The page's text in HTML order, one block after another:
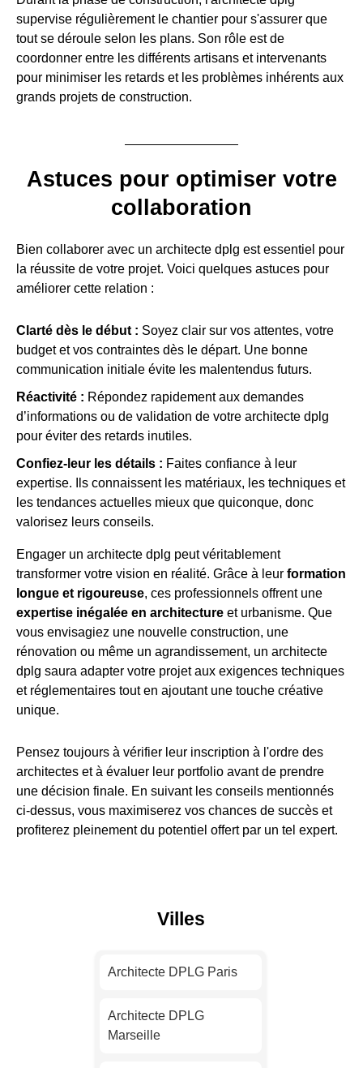
supervise régulièrement le chantier pour s'assurer que
tout se déroule selon les plans. Son rôle est de
coordonner entre les différents artisans et intervenants
pour minimiser les retards et les problèmes inhérents aux
grands projets de construction.
Astuces pour optimiser votre
collaboration
Bien collaborer avec un architecte dplg est essentiel pour
la réussite de votre projet. Voici quelques astuces pour
améliorer cette relation :
Clarté dès le début : Soyez clair sur vos attentes, votre
budget et vos contraintes dès le départ. Une bonne
communication initiale évite les malentendus futurs.
Réactivité : Répondez rapidement aux demandes
d’informations ou de validation de votre architecte dplg
pour éviter des retards inutiles.
Confiez-leur les détails : Faites confiance à leur
expertise. Ils connaissent les matériaux, les techniques et
les tendances actuelles mieux que quiconque, donc
valorisez leurs conseils.
Engager un architecte dplg peut véritablement
transformer votre vision en réalité. Grâce à leur formation
longue et rigoureuse, ces professionnels offrent une
expertise inégalée en architecture et urbanisme. Que
vous envisagiez une nouvelle construction, une
rénovation ou même un agrandissement, un architecte
dplg saura adapter votre projet aux exigences techniques
et réglementaires tout en ajoutant une touche créative
unique.
Pensez toujours à vérifier leur inscription à l'ordre des
architectes et à évaluer leur portfolio avant de prendre
une décision finale. En suivant les conseils mentionnés
ci-dessus, vous maximiserez vos chances de succès et
profiterez pleinement du potentiel offert par un tel expert.
Villes
Architecte DPLG Paris
Architecte DPLG
Marseille